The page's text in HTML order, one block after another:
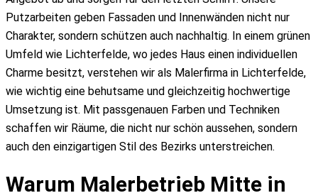
Gewerbekunden Sanierung
Gastronomie Renovierung
Kita & Schule Renovierung
Hausverwaltung Renovierung
Industrie & Hallen
Kanzlei Renovierung
Büromalerei
Lackierarbeiten
Reinigungsservice
Farbkatalog
Putzarbeiten geben Fassaden und Innenwänden nicht nur
Charakter, sondern schützen auch nachhaltig. In einem grünen
Umfeld wie Lichterfelde, wo jedes Haus einen individuellen
Charme besitzt, verstehen wir als Malerfirma in Lichterfelde,
wie wichtig eine behutsame und gleichzeitig hochwertige
Umsetzung ist. Mit passgenauen Farben und Techniken
schaffen wir Räume, die nicht nur schön aussehen, sondern
auch den einzigartigen Stil des Bezirks unterstreichen.
Warum Malerbetrieb Mitte in